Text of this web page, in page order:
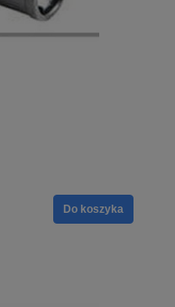
Do koszyka